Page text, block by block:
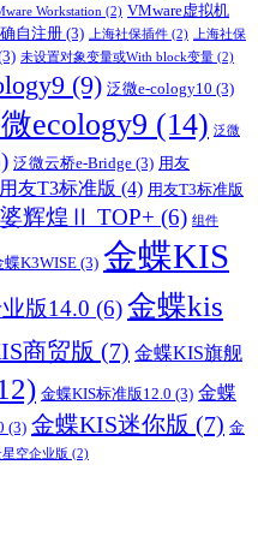
Workstation (2) VMware虚拟机
自注册 (3) 上海社保插件 (2)
上海社保
未设置对象变量或With block变量 (2)
(9) 泛微e-cology10 (3)
ecology9 (14) 泛微
泛微云桥e-Bridge (3) 用友
用友T3标准版 (4) 用友T3标准版
辉煌Ⅱ TOP+ (6) 组件
蝶K3WISE(3) 金蝶KIS
版14.0 (6)金蝶kis
商贸版 (7) 金蝶KIS旗舰
金蝶KIS标准版12.0 (3) 金蝶
(3) 金蝶KIS迷你版 (7) 金
空企业版 (2)